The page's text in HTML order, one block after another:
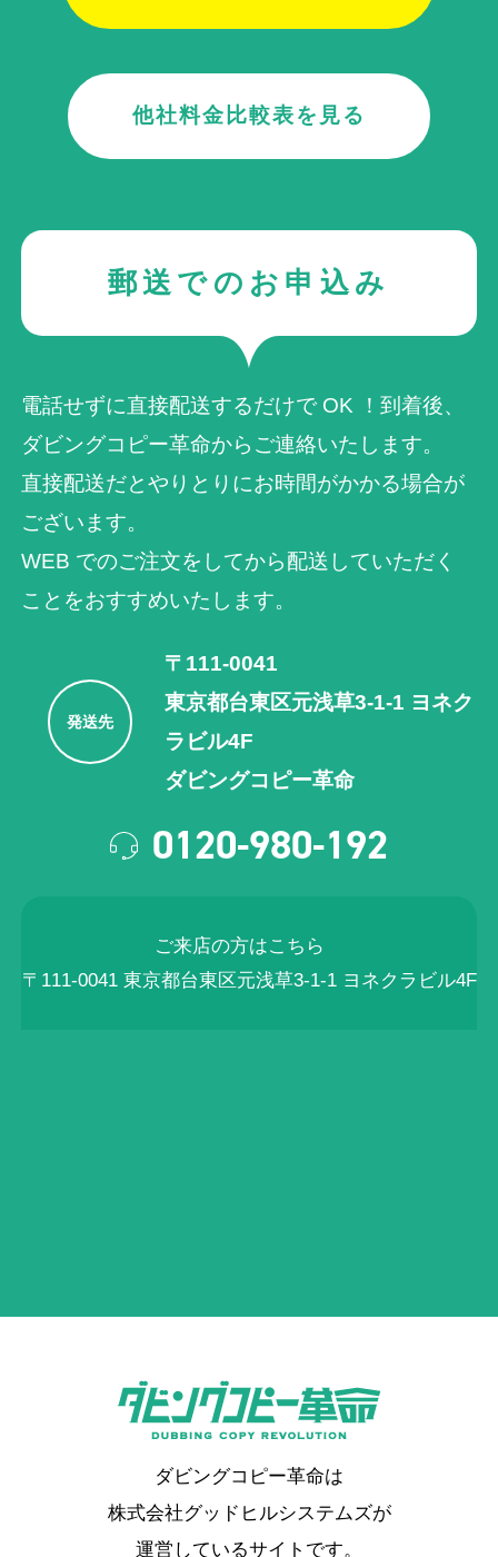
他社料金比較表を見る
郵送でのお申込み
電話せずに直接配送するだけで OK ！到着後、
ダビングコピー革命からご連絡いたします。
直接配送だとやりとりにお時間がかかる場合が
ございます。
WEB でのご注⽂をしてから配送していただく
ことをおすすめいたします。
発送先
〒111-0041
東京都台東区元浅草3-1-1 ヨネク
ラビル4F
ダビングコピー革命
0120-980-192
ご来店の方はこちら
〒111-0041 東京都台東区元浅草3-1-1 ヨネクラビル4F
ダビングコピー革命は
株式会社グッドヒルシステムズが
運営しているサイトです。